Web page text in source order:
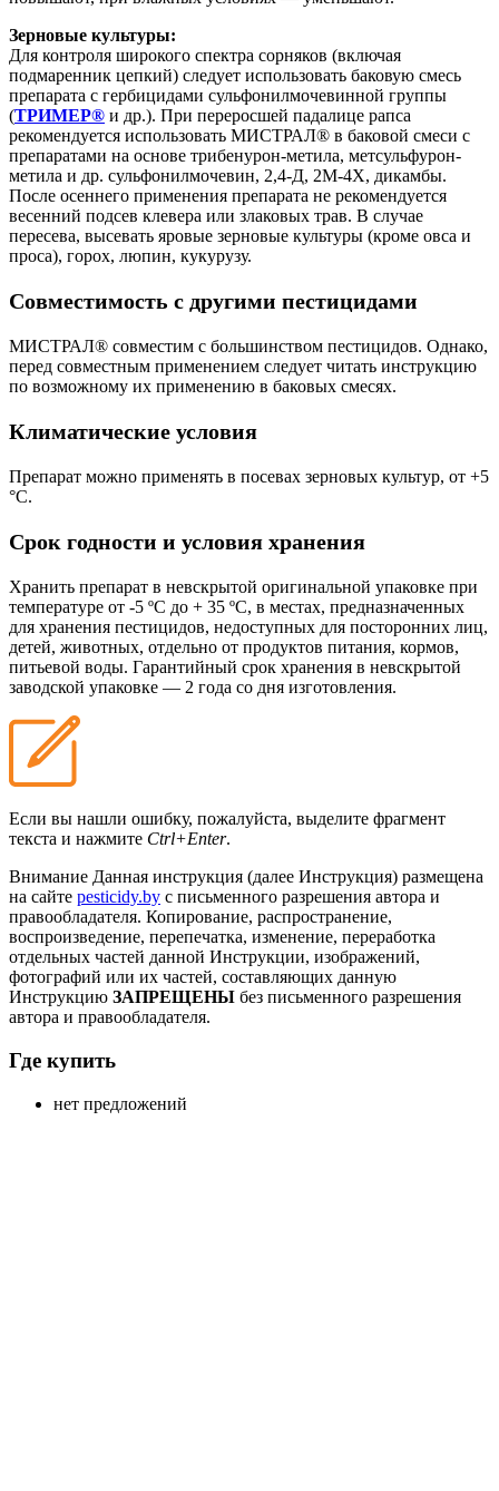
Зерновые культуры:
Для контроля широкого спектра сорняков (включая
подмаренник цепкий) следует использовать баковую смесь
препарата с гербицидами сульфонилмочевинной группы
(ТРИМЕР® и др.). При переросшей падалице рапса
рекомендуется использовать МИСТРАЛ® в баковой смеси с
препаратами на основе трибенурон-метила, метсульфурон-
метила и др. сульфонилмочевин, 2,4-Д, 2М-4Х, дикамбы.
После осеннего применения препарата не рекомендуется
весенний подсев клевера или злаковых трав. В случае
пересева, высевать яровые зерновые культуры (кроме овса и
проса), горох, люпин, кукурузу.
Совместимость с другими пестицидами
МИСТРАЛ® совместим с большинством пестицидов. Однако,
перед совместным применением следует читать инструкцию
по возможному их применению в баковых смесях.
Климатические условия
Препарат можно применять в посевах зерновых культур, от +5
°С.
Срок годности и условия хранения
Хранить препарат в невскрытой оригинальной упаковке при
температуре от -5 ºC до + 35 ºC, в местах, предназначенных
для хранения пестицидов, недоступных для посторонних лиц,
детей, животных, отдельно от продуктов питания, кормов,
питьевой воды. Гарантийный срок хранения в невскрытой
заводской упаковке — 2 года со дня изготовления.
Если вы нашли ошибку, пожалуйста, выделите фрагмент
текста и нажмите Ctrl+Enter.
Внимание Данная инструкция (далее Инструкция) размещена
на сайте pesticidy.by с письменного разрешения автора и
правообладателя. Копирование, распространение,
воспроизведение, перепечатка, изменение, переработка
отдельных частей данной Инструкции, изображений,
фотографий или их частей, составляющих данную
Инструкцию ЗАПРЕЩЕНЫ без письменного разрешения
автора и правообладателя.
Где купить
нет предложений